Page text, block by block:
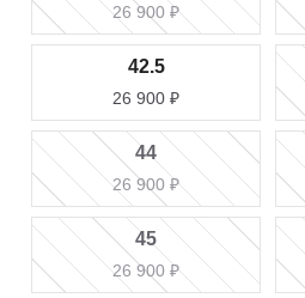
26 900 ₽
42.5
26 900 ₽
44
26 900 ₽
45
26 900 ₽